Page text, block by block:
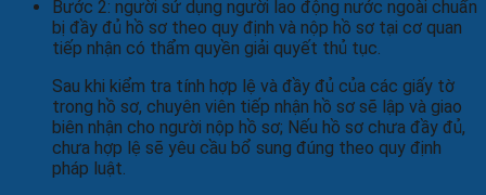
Bước 2: người sử dụng người lao động nước ngoài chuẩn
bị đầy đủ hồ sơ theo quy định và nộp hồ sơ tại cơ quan
tiếp nhận có thẩm quyền giải quyết thủ tục.
Sau khi kiểm tra tính hợp lệ và đầy đủ của các giấy tờ
trong hồ sơ, chuyên viên tiếp nhận hồ sơ sẽ lập và giao
biên nhận cho người nộp hồ sơ; Nếu hồ sơ chưa đầy đủ,
chưa hợp lệ sẽ yêu cầu bổ sung đúng theo quy định
pháp luật.